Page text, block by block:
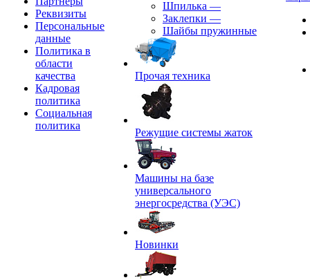
Реквизиты
Персональные
данные
Политика в
области
качества
Кадровая
политика
Социальная
политика
Шпилька —
Заклепки —
Шайбы пружинные
Прочая техника
Режущие системы жаток
Машины на базе
универсального
энергосредства (УЭС)
Новинки